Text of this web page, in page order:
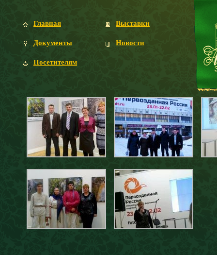
Главная
Документы
Посетителям
Выставки
Новости